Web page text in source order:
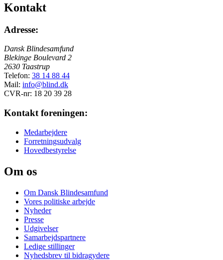
Kontakt
Adresse:
Dansk Blindesamfund
Blekinge Boulevard 2
2630 Taastrup
Telefon: 38 14 88 44
Mail: info@blind.dk
CVR-nr: 18 20 39 28
Kontakt foreningen:
Medarbejdere
Forretningsudvalg
Hovedbestyrelse
Om os
Om Dansk Blindesamfund
Vores politiske arbejde
Nyheder
Presse
Udgivelser
Samarbejdspartnere
Ledige stillinger
Nyhedsbrev til bidragydere